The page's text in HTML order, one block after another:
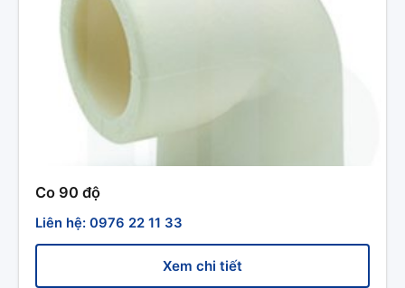
Co 90 độ
Liên hệ: 0976 22 11 33
Xem chi tiết